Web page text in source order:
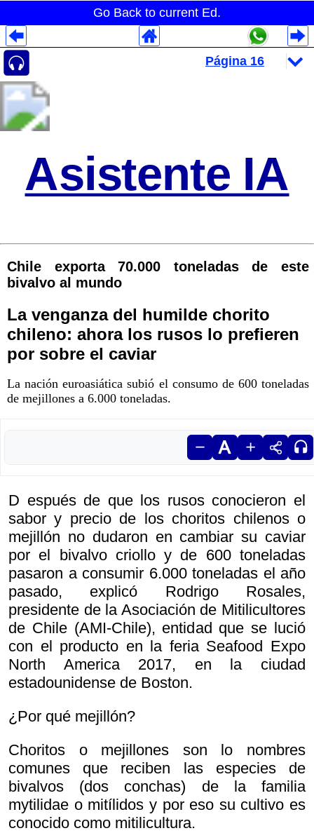
Go Back to current Ed.
Asistente IA
Chile exporta 70.000 toneladas de este
bivalvo al mundo
La venganza del humilde chorito
chileno: ahora los rusos lo prefieren
por sobre el caviar
La nación euroasiática subió el consumo de 600 toneladas
de mejillones a 6.000 toneladas.
D espués de que los rusos conocieron el
sabor y precio de los choritos chilenos o
mejillón no dudaron en cambiar su caviar
por el bivalvo criollo y de 600 toneladas
pasaron a consumir 6.000 toneladas el año
pasado, explicó Rodrigo Rosales,
presidente de la Asociación de Mitilicultores
de Chile (AMI-Chile), entidad que se lució
con el producto en la feria Seafood Expo
North America 2017, en la ciudad
estadounidense de Boston.
¿Por qué mejillón?
Choritos o mejillones son lo nombres
comunes que reciben las especies de
bivalvos (dos conchas) de la familia
mytilidae o mitílidos y por eso su cultivo es
conocido como mitilicultura.
Despliegues Analytics
Despliegues Totales
Despliegues por Rubros